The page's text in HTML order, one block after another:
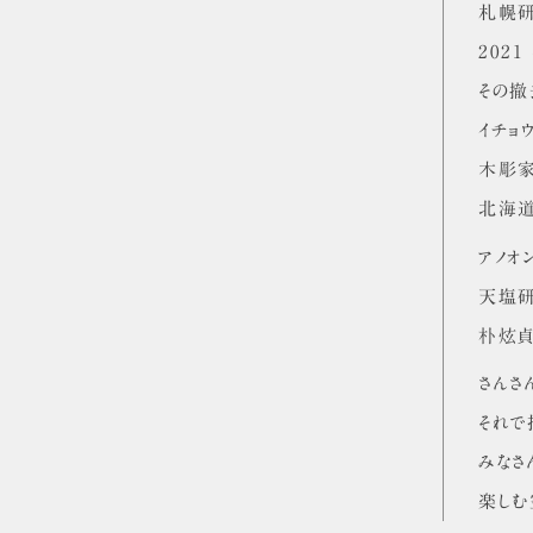
札幌
2021
その
イチョ
木彫
北海道
アノオ
天塩
朴炫貞
さんさ
それ
みなさ
楽しむ